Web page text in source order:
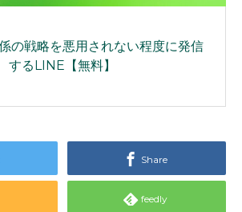
の戦略を悪用されない程度に発信
するLINE【無料】
Share
feedly